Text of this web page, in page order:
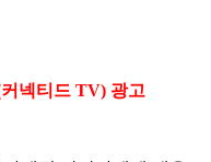
넥티드 TV) 광고